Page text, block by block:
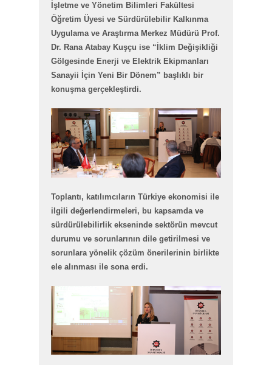
İşletme ve Yönetim Bilimleri Fakültesi
Öğretim Üyesi ve Sürdürülebilir Kalkınma
Uygulama ve Araştırma Merkez Müdürü Prof.
Dr. Rana Atabay Kuşçu ise “İklim Değişikliği
Gölgesinde Enerji ve Elektrik Ekipmanları
Sanayii İçin Yeni Bir Dönem” başlıklı bir
konuşma gerçekleştirdi.
Toplantı, katılımcıların Türkiye ekonomisi ile
ilgili değerlendirmeleri, bu kapsamda ve
sürdürülebilirlik ekseninde sektörün mevcut
durumu ve sorunlarının dile getirilmesi ve
sorunlara yönelik çözüm önerilerinin birlikte
ele alınması ile sona erdi.